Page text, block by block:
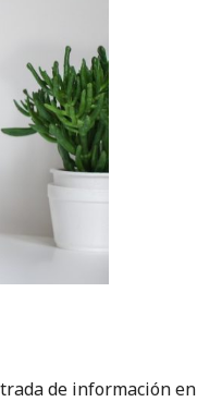
de información en